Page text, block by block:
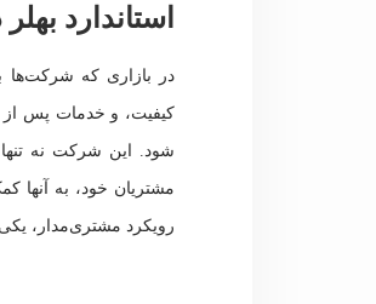
استاندارد
در بازاری که شرکت‌ها
کیفیت، و خدمات پس از
شود. این شرکت نه
رویکرد مشتری‌مدار، یکی